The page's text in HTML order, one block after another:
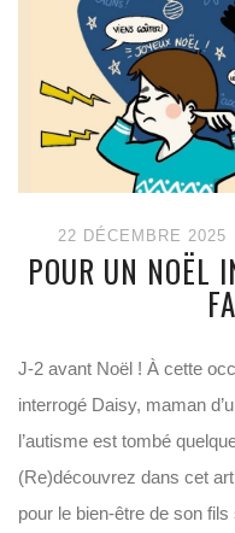
22 DÉCEMBRE 2025
POUR UN NOËL
J-2 avant Noël ! À cette
interrogé Daisy, maman
l’autisme est tombé
(Re)découvrez dans cet
pour le bien-être de son